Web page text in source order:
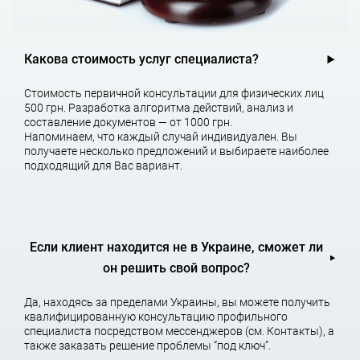
В общем виде постановка бухгалтерского учета — это
составление детальных планов, методик и схем ведения учета
предприятия. Как и любые другие планы, методики и схемы,
представляются необязательными, однако неуклонное
следование разработанным регламентам гарантированно
застрахует Вашу бухгалтерию от фатальных ошибок учета и
позволит с наименьшими затратами проводить документы и
получать отчетность, точно соответствующую требованиям
нормативных актов.
постановка бухгалтерского
Постановка бухгалтерского и налогового учета, проведенная
специалистами нашей компании, позволяет правильно
Какова стоимость услуг специалиста?
Стоимость первичной консультации для физических лиц
500 грн. Разработка алгоритма действий, анализ и
составление документов — от 1000 грн.
Напоминаем, что каждый случай индивидуален. Вы
получаете несколько предложений и выбираете наиболее
подходящий для Вас вариант.
Если клиент находится не в Украине, сможет ли
он решить свой вопрос?
Да, находясь за пределами Украины, вы можете получить
квалифицированную консультацию профильного
специалиста посредством мессенджеров (см. Контакты), а
также заказать решение проблемы “под ключ”.